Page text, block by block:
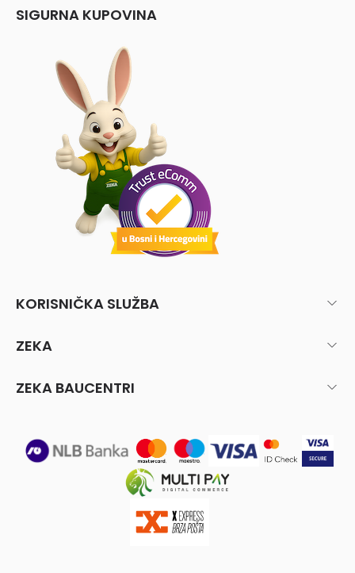
SIGURNA KUPOVINA
KORISNIČKA SLUŽBA
ZEKA
ZEKA BAUCENTRI